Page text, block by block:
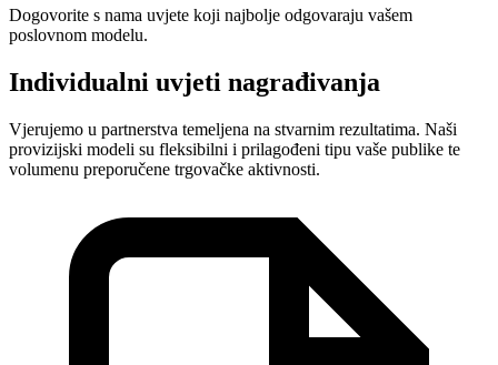
Dogovorite s nama uvjete koji najbolje odgovaraju vašem
poslovnom modelu.
Individualni uvjeti nagrađivanja
Vjerujemo u partnerstva temeljena na stvarnim rezultatima. Naši
provizijski modeli su fleksibilni i prilagođeni tipu vaše publike te
volumenu preporučene trgovačke aktivnosti.